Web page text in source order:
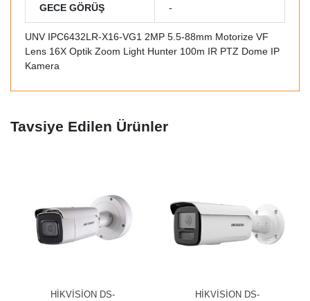
GECE GÖRÜŞ -
UNV IPC6432LR-X16-VG1 2MP 5.5-88mm Motorize VF
Lens 16X Optik Zoom Light Hunter 100m IR PTZ Dome IP
Kamera
Tavsiye Edilen Ürünler
HİKVİSİON DS-
HİKVİSİON DS-